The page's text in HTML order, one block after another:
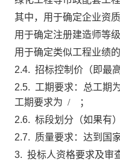
其中，用于确定企业资
用于确定注册建造师等
用于确定类似工程业绩的
2.4. 招标控制价（即最
2.5. 工期要求：总工期
工期要求为 /
；
2.6. 标段划分（如果有）
2.7. 质量要求： 达到国
3. 投标人资格要求及审